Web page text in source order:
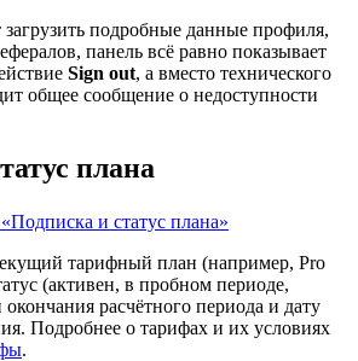
подробные данные профиля,
панель всё равно показывает
Sign out, а вместо технического
общее сообщение о недоступности
плана
и статус плана»
тарифный план (например, Pro
(активен, в пробном периоде,
расчётного периода и дату
Подробнее о тарифах и их условиях
.